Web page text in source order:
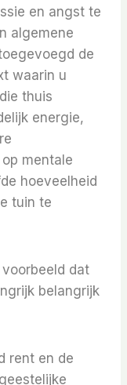
en angst te
algemene
de
waarin u
thuis
energie,
mentale
hoeveelheid
tuin te
voorbeeld dat
belangrijk
rent en de